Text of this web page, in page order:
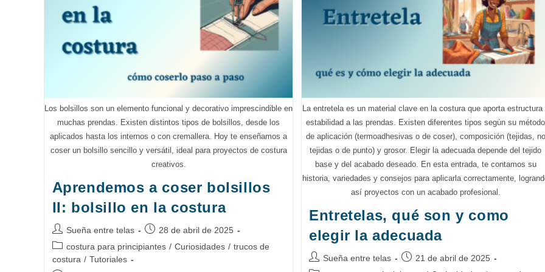
Los bolsillos son un elemento funcional y decorativo imprescindible en
muchas prendas. Existen distintos tipos de bolsillos, desde los
aplicados hasta los internos o con cremallera. Hoy te enseñamos a
coser un bolsillo sencillo y versátil, ideal para proyectos de costura
creativos.
Aprendemos a coser bolsillos
II: bolsillo en la costura
Autor
de
entrada:
Sueña entre telas
Publicación
de
28 de abril de 2025
Categoría
de
costura para principiantes / Curiosidades / trucos de
costura / Tutoriales
La entretela es un material clave en la costura que aporta estructura
estabilidad a las prendas. Existen diferentes tipos según su método
de aplicación (termoadhesivas o de coser), composición (tejidas, no
tejidas o de punto) y grosor. Elegir la adecuada depende del tejido
base y del acabado deseado. En esta entrada, te contamos su
historia, variedades y consejos para aplicarla correctamente,
así proyectos con un acabado profesional.
Entretelas, qué son y como
elegir la adecuada
Autor
de
Sueña entre telas
Publicación
de
21 de abril de 2025